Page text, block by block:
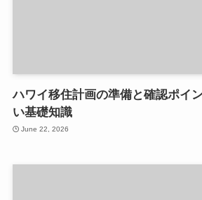
ハワイ移住計画の準備と確認ポイ
い基礎知識
June 22, 2026